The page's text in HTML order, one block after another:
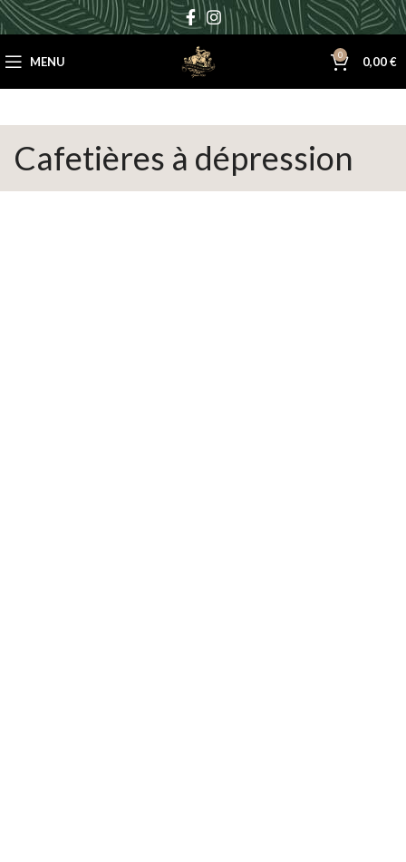
MENU 0 0,00€
Cafetières à dépression